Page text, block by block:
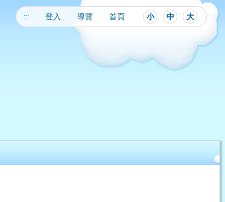
::: 登入 導覽 首頁 小 中 大